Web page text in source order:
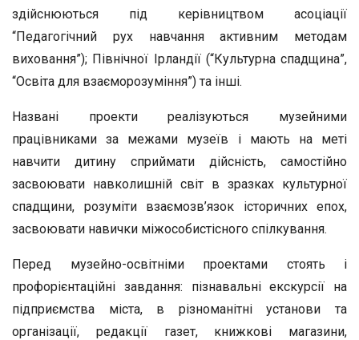
здійснюються під керівництвом асоціації
“Педагогічний рух навчання активним методам
виховання”); Північної Ірландії (“Культурна спадщина”,
“Освіта для взаєморозуміння”) та інші.
Названі проекти реалізуються музейними
працівниками за межами музеїв і мають на меті
навчити дитину сприймати дійсність, самостійно
засвоювати навколишній світ в зразках культурної
спадщини, розуміти взаємозв’язок історичних епох,
засвоювати навички міжособистісного спілкування.
Перед музейно-освітніми проектами стоять і
профорієнтаційні завдання: пізнавальні екскурсії на
підприємства міста, в різноманітні установи та
організації, редакції газет, книжкові магазини,